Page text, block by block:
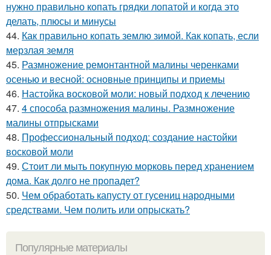
нужно правильно копать грядки лопатой и когда это
делать, плюсы и минусы
44. Как правильно копать землю зимой. Как копать, если
мерзлая земля
45. Размножение ремонтантной малины черенками
осенью и весной: основные принципы и приемы
46. Настойка восковой моли: новый подход к лечению
47. 4 способа размножения малины. Размножение
малины отпрысками
48. Профессиональный подход: создание настойки
восковой моли
49. Стоит ли мыть покупную морковь перед хранением
дома. Как долго не пропадет?
50. Чем обработать капусту от гусениц народными
средствами. Чем полить или опрыскать?
Популярные материалы